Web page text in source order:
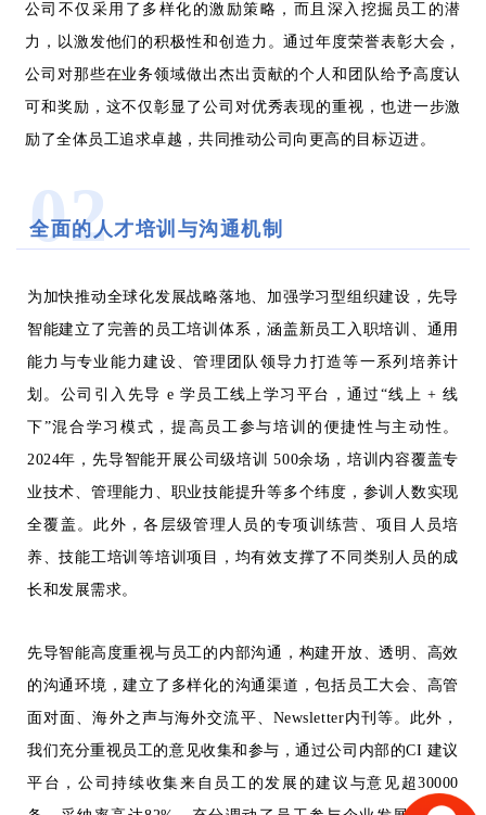
公司不仅采用了多样化的激励策略，而且深入挖掘员工的潜
力，以激发他们的积极性和创造力。通过年度荣誉表彰大会，
公司对那些在业务领域做出杰出贡献的个人和团队给予高度认
可和奖励，这不仅彰显了公司对优秀表现的重视，也进一步激
励了全体员工追求卓越，共同推动公司向更高的目标迈进。
02
全面的人才培训与沟通机制
为加快推动全球化发展战略落地、加强学习型组织建设，先导
智能建立了完善的员工培训体系，涵盖新员工入职培训、通用
能力与专业能力建设、管理团队领导力打造等一系列培养计
划。公司引入先导 e 学员工线上学习平台，通过“线上 + 线
下”混合学习模式，提高员工参与培训的便捷性与主动性。
2024年，先导智能开展公司级培训 500余场，培训内容覆盖专
业技术、管理能力、职业技能提升等多个纬度，参训人数实现
全覆盖。此外，各层级管理人员的专项训练营、项目人员培
养、技能工培训等培训项目，均有效支撑了不同类别人员的成
长和发展需求。
先导智能高度重视与员工的内部沟通，构建开放、透明、高效
的沟通环境，建立了多样化的沟通渠道，包括员工大会、高管
面对面、海外之声与海外交流平、Newsletter内刊等。此外，
我们充分重视员工的意见收集和参与，通过公司内部的CI 建议
平台，公司持续收集来自员工的发展的建议与意见超30000